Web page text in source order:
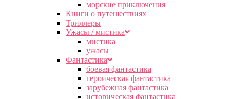
морские приключения
Книги о путешествиях
Триллеры
Ужасы / мистика
мистика
ужасы
Фантастика
боевая фантастика
героическая фантастика
зарубежная фантастика
историческая фантастика